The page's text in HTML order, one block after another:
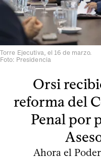
Torre Ejecutiva, el 16 de marzo.
Foto: Presidencia
Orsi
reforma del
Penal por
Ahora el